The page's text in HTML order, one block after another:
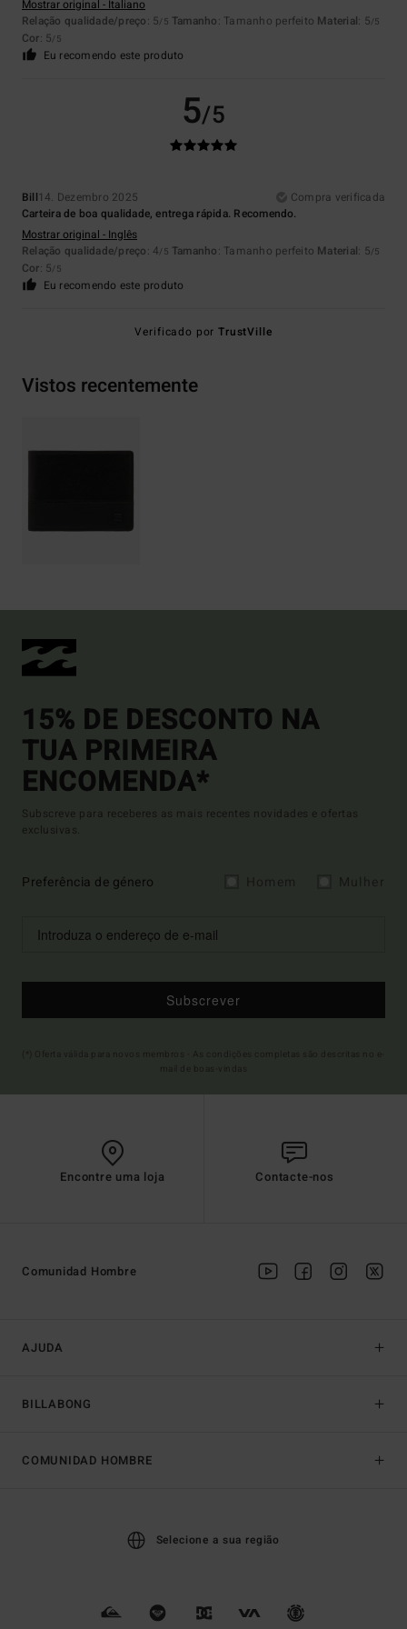
Mostrar original - Italiano
Relação qualidade/preço: 5/5 Tamanho: Tamanho perfeito Material: 5/5
Cor: 5/5
Eu recomendo este produto
5/5
Bill14. Dezembro 2025
Compra verificada
Carteira de boa qualidade, entrega rápida. Recomendo.
Mostrar original - Inglês
Relação qualidade/preço: 4/5 Tamanho: Tamanho perfeito Material: 5/5
Cor: 5/5
Eu recomendo este produto
Verificado porTrustVille
Vistos recentemente
15% DE DESCONTO NA
TUA PRIMEIRA
ENCOMENDA*
Subscreve para receberes as mais recentes novidades e ofertas
exclusivas.
Preferência de género
Subscrever
Encontre uma loja Contacte-nos
AJUDA
BILLABONG
Comunidad Hombre
COMUNIDAD HOMBRE
Selecione a sua região